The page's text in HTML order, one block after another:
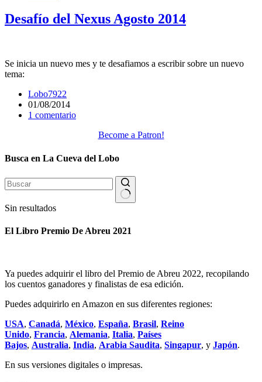
Desafío del Nexus Agosto 2014
Se inicia un nuevo mes y te desafiamos a escribir sobre un nuevo
tema:
Lobo7922
01/08/2014
1 comentario
Become a Patron!
Busca en La Cueva del Lobo
Sin resultados
El Libro Premio De Abreu 2021
Ya puedes adquirir el libro del Premio de Abreu 2022, recopilando
los cuentos ganadores y finalistas de esa edición.
Puedes adquirirlo en Amazon en sus diferentes regiones:
USA, Canadá, México, España, Brasil, Reino
Unido, Francia, Alemania, Italia, Países
Bajos, Australia, India, Arabia Saudita, Singapur, y Japón.
En sus versiones digitales o impresas.